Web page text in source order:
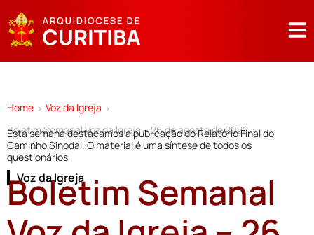
Home > Voz da Igreja >
Boletim Semanal Voz da Igreja – 26 de agosto de 2022
Esta semana destacamos a publicação do Relatório Final do
Caminho Sinodal. O material é uma síntese de todos os
questionários
Voz da Igreja
Boletim Semanal